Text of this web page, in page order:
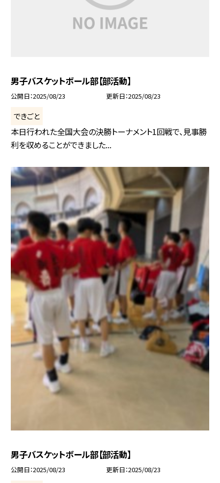
男子バスケットボール部【部活動】
公開日 2025/08/23 更新日 2025/08/23
できごと
本日行われた全国大会の決勝トーナメント1回戦で、見事勝
利を収めることができました...
男子バスケットボール部【部活動】
公開日 2025/08/23 更新日 2025/08/23